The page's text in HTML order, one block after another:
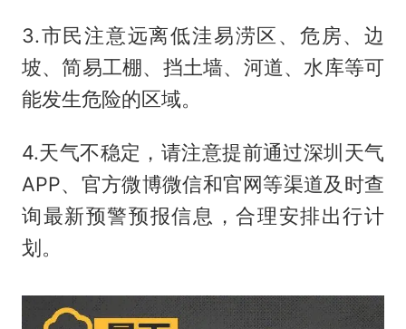
3.市民注意远离低洼易涝区、危房、边
坡、简易工棚、挡土墙、河道、水库等可
能发生危险的区域。
4.天气不稳定，请注意提前通过深圳天气
APP、官方微博微信和官网等渠道及时查
询最新预警预报信息，合理安排出行计
划。